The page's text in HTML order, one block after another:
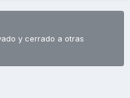
y cerrado a otras